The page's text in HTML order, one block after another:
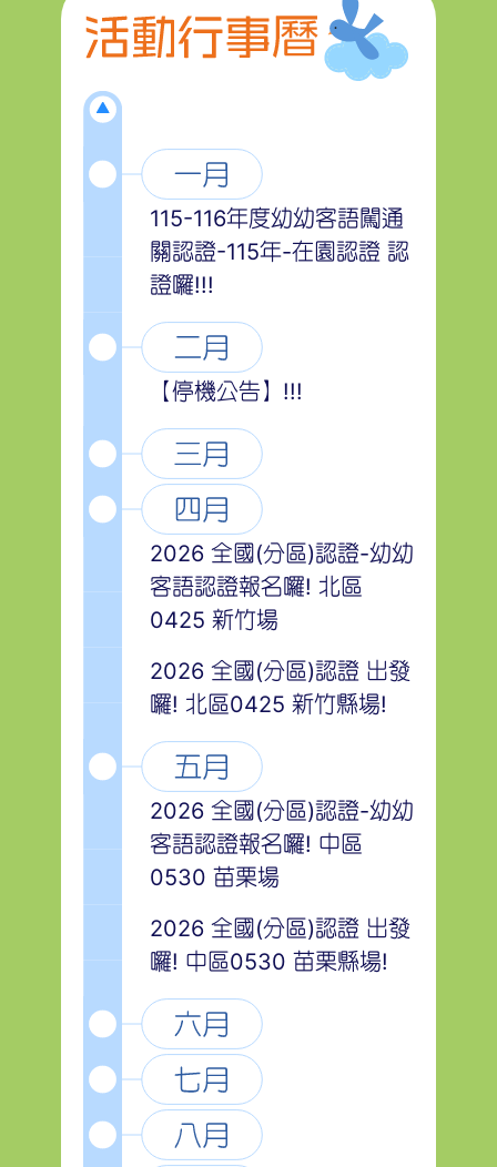
115-116年度幼幼客語闖通
關認證-115年-在園認證 認
證囉!!!
【停機公告】!!!
2026 全國(分區)認證-幼幼
客語認證報名囉! 北區
0425 新竹場
2026 全國(分區)認證 出發
囉! 北區0425 新竹縣場!
2026 全國(分區)認證-幼幼
客語認證報名囉! 中區
0530 苗栗場
2026 全國(分區)認證 出發
囉! 中區0530 苗栗縣場!